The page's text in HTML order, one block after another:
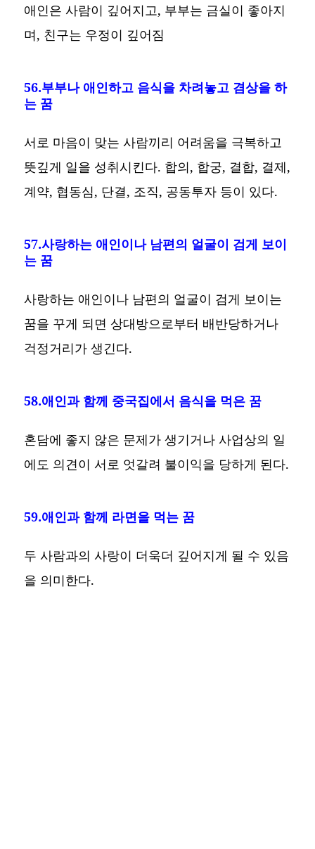
애인은 사람이 깊어지고, 부부는 금실이 좋아지
며, 친구는 우정이 깊어짐
56.부부나 애인하고 음식을 차려놓고 겸상을 하
는 꿈
서로 마음이 맞는 사람끼리 어려움을 극복하고
뜻깊게 일을 성취시킨다. 합의, 합궁, 결합, 결제,
계약, 협동심, 단결, 조직, 공동투자 등이 있다.
57.사랑하는 애인이나 남편의 얼굴이 검게 보이
는 꿈
사랑하는 애인이나 남편의 얼굴이 검게 보이는
꿈을 꾸게 되면 상대방으로부터 배반당하거나
걱정거리가 생긴다.
58.애인과 함께 중국집에서 음식을 먹은 꿈
혼담에 좋지 않은 문제가 생기거나 사업상의 일
에도 의견이 서로 엇갈려 불이익을 당하게 된다.
59.애인과 함께 라면을 먹는 꿈
두 사람과의 사랑이 더욱더 깊어지게 될 수 있음
을 의미한다.